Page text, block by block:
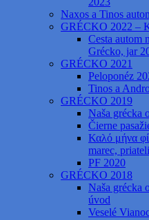
Naxos a Tinos
GRÉCKO 2022 –
Cesta autom
Grécko, jar
GRÉCKO 2021
Peloponéz
Tinos a
GRÉCKO 2019
Naša grécka
Čierne
Καλό μήνα
marec,
PF 2020
GRÉCKO 2018
Naša grécka
úvod
Veselé